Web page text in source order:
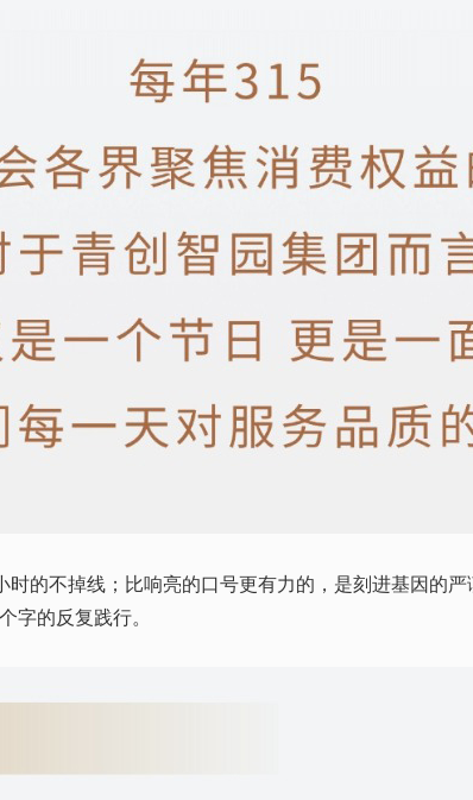
的不掉线；比响亮的口号更有力的，是刻进基因的
字的反复践行。